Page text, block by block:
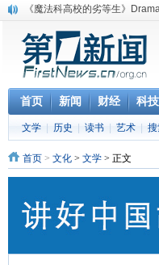
《魔法科高校的劣等生》
消息称刘强东要求京东商城明
保健品也能吃出一身病? 康宝莱
煤价"跳水"电企利润"蹦高" 电煤
苹果公司自建太阳能电厂为数
吃饭、睡觉、黑人人？
网络电商和传统出版商的角逐
英国小猫因长得像希特勒遭袭
《中二病也想谈恋爱》女主角
首页 新闻 财经 科技
文学 历史 读书 艺术
首页 > 文化 > 文学 > 正文